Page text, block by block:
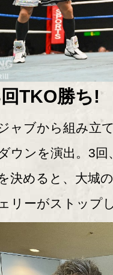
TKO勝ち!
ブから組み立て
ウンを演出。3
決めると、大城
リーがストップし